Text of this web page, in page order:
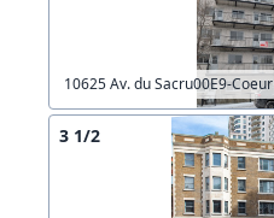
10625 Av. du Sacru00E9-Coeur
3 1/2